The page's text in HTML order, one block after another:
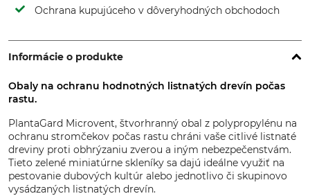
Ochrana kupujúceho v dôveryhodných obchodoch
Informácie o produkte
Obaly na ochranu hodnotných listnatých drevín počas
rastu.
PlantaGard Microvent, štvorhranný obal z polypropylénu na
ochranu stromčekov počas rastu chráni vaše citlivé listnaté
dreviny proti obhrýzaniu zverou a iným nebezpečenstvám.
Tieto zelené miniatúrne skleníky sa dajú ideálne využiť na
pestovanie dubových kultúr alebo jednotlivo či skupinovo
vysádzaných listnatých drevín.